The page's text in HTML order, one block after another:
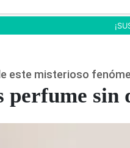
este misterioso
perfume sin